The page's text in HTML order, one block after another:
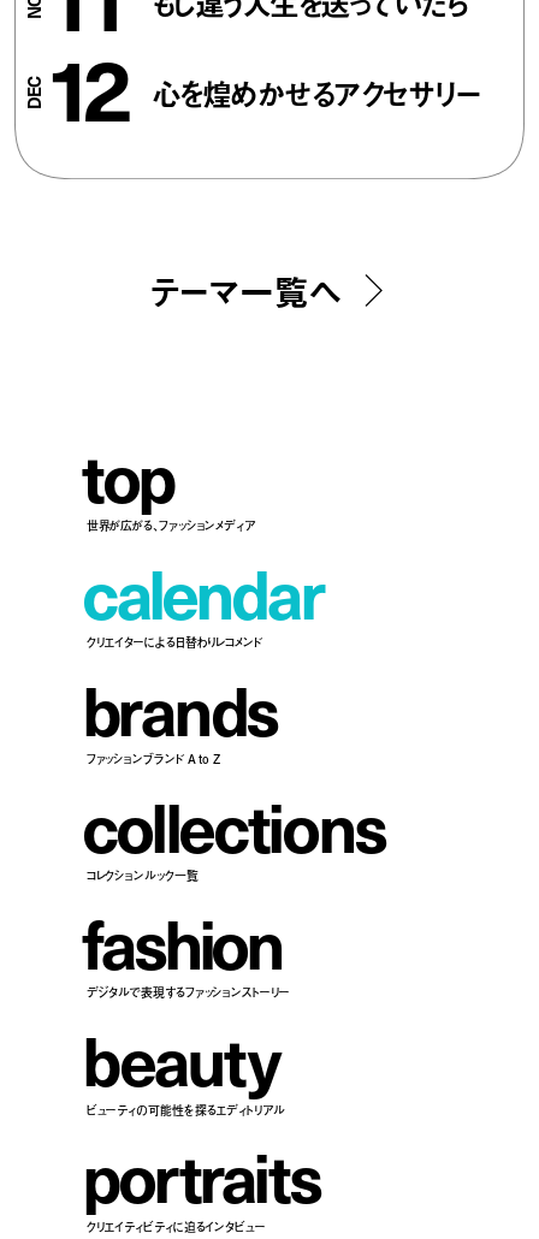
12 心を煌めかせるアクセサリー
テーマ一覧へ
top
世界が広がる、ファッションメディア
calendar
クリエイターによる日替わりレコメンド
brands
ファッションブランド A to Z
collections
コレクションルック一覧
fashion
デジタルで表現するファッションストーリー
beauty
ビューティの可能性を探るエディトリアル
portraits
クリエイティビティに迫るインタビュー